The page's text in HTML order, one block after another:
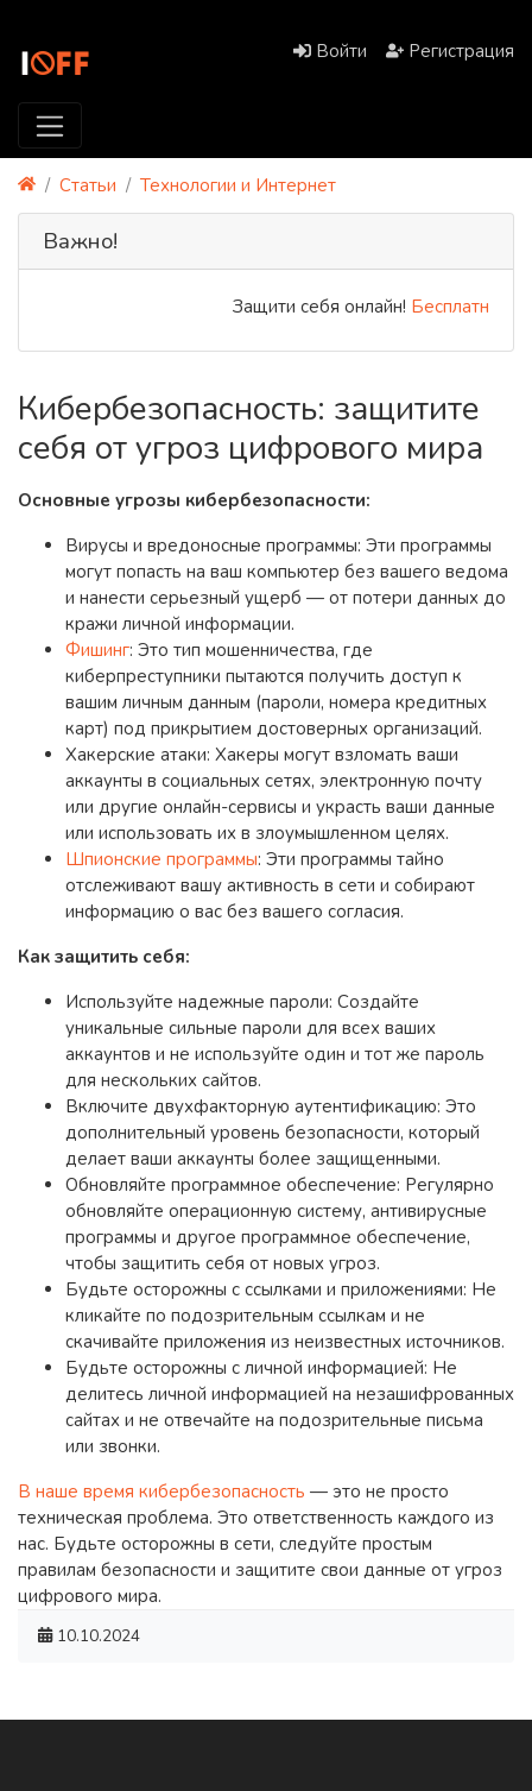
Войти Регистрация
Статьи Технологии и Интернет
Важно!
Защити себя онлайн!Бесплатный
Кибербезопасность: защитите
себя от угроз цифрового мира
Основные угрозы кибербезопасности:
Вирусы и вредоносные программы: Эти программы
могут попасть на ваш компьютер без вашего ведома
и нанести серьезный ущерб — от потери данных до
кражи личной информации.
Фишинг: Это тип мошенничества, где
киберпреступники пытаются получить доступ к
вашим личным данным (пароли, номера кредитных
карт) под прикрытием достоверных организаций.
Хакерские атаки: Хакеры могут взломать ваши
аккаунты в социальных сетях, электронную почту
или другие онлайн-сервисы и украсть ваши данные
или использовать их в злоумышленном целях.
Шпионские программы: Эти программы тайно
отслеживают вашу активность в сети и собирают
информацию о вас без вашего согласия.
Как защитить себя:
Используйте надежные пароли: Создайте
уникальные сильные пароли для всех ваших
аккаунтов и не используйте один и тот же пароль
для нескольких сайтов.
Включите двухфакторную аутентификацию: Это
дополнительный уровень безопасности, который
делает ваши аккаунты более защищенными.
Обновляйте программное обеспечение: Регулярно
обновляйте операционную систему, антивирусные
программы и другое программное обеспечение,
чтобы защитить себя от новых угроз.
Будьте осторожны с ссылками и приложениями: Не
кликайте по подозрительным ссылкам и не
скачивайте приложения из неизвестных источников.
Будьте осторожны с личной информацией: Не
делитесь личной информацией на незашифрованных
сайтах и не отвечайте на подозрительные письма
или звонки.
В наше время кибербезопасность — это не просто
техническая проблема. Это ответственность каждого из
нас. Будьте осторожны в сети, следуйте простым
правилам безопасности и защитите свои данные от угроз
цифрового мира.
10.10.2024